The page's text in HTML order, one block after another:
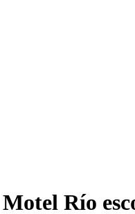
Motel Río